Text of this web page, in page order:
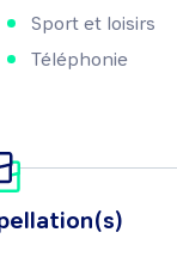
Sport et loisirs
Téléphonie